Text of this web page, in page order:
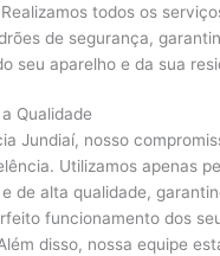
todos os
de segurança,
seu aparelho e da sua
Qualidade
Jundiaí, nosso
Utilizamos apenas
de alta qualidade,
funcionamento dos
disso, nossa equipe